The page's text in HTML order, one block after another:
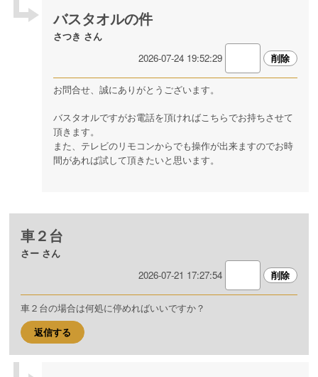
バスタオルの件
さつき さん
2026-07-24 19:52:29
お問合せ、誠にありがとうございます。
バスタオルですがお電話を頂ければこちらでお持ちさせて
頂きます。
また、テレビのリモコンからでも操作が出来ますのでお時
間があれば試して頂きたいと思います。
車２台
さー さん
2026-07-21 17:27:54
車２台の場合は何処に停めればいいですか？
返信する